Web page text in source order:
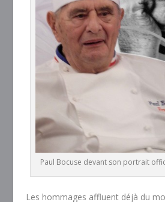
Paul Bocuse devant son portrait
Les hommages affluent déjà du